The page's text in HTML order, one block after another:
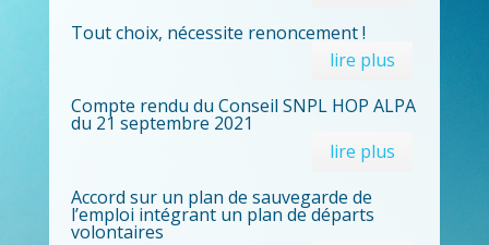
Tout choix, nécessite renoncement !
lire plus
Compte rendu du Conseil SNPL HOP ALPA
du 21 septembre 2021
lire plus
Accord sur un plan de sauvegarde de
l’emploi intégrant un plan de départs
volontaires